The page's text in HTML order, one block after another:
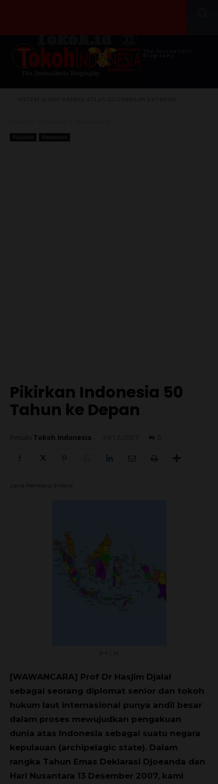
The Journalistic
Biography
Publikasi Wawancara
Pikirkan Indonesia 50
Tahun ke Depan
Tokoh Indonesia
Lama Membaca: 9 menit
[WAWANCARA] Prof Dr Hasjim Djalal
sebagai seorang diplomat senior dan tokoh
hukum laut internasional punya andil besar
dalam proses mewujudkan pengakuan
dunia atas Indonesia sebagai suatu negara
kepulauan (archipelagic state). Dalam
rangka Tahun Emas Deklarasi Djoeanda dan
Hari Nusantara 13 Desember 2007, kami